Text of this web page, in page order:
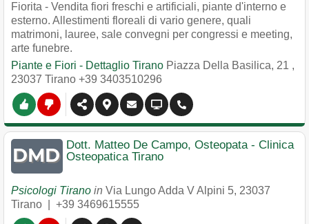
Fiorita - Vendita fiori freschi e artificiali, piante d'interno e
esterno. Allestimenti floreali di vario genere, quali
matrimoni, lauree, sale convegni per congressi e meeting,
arte funebre.
Piante e Fiori - Dettaglio Tirano Piazza Della Basilica, 21 ,
23037 Tirano +39 3403510296
Dott. Matteo De Campo, Osteopata - Clinica
Osteopatica Tirano
Psicologi Tirano in Via Lungo Adda V Alpini 5, 23037
Tirano
+39 3469615555